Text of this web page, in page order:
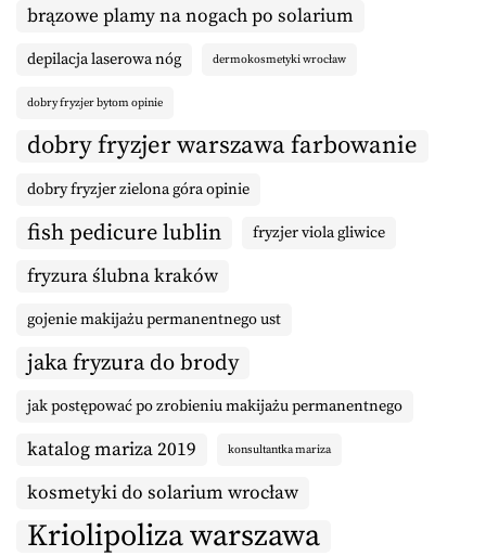
brązowe plamy na nogach po solarium
depilacja laserowa nóg dermokosmetyki wrocław
dobry fryzjer bytom opinie
dobry fryzjer warszawa farbowanie
dobry fryzjer zielona góra opinie
fish pedicure lublin fryzjer viola gliwice
fryzura ślubna kraków
gojenie makijażu permanentnego ust
jaka fryzura do brody
jak postępować po zrobieniu makijażu permanentnego
katalog mariza 2019 konsultantka mariza
kosmetyki do solarium wrocław
Kriolipoliza warszawa